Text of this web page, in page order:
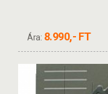
Ára: 8.990,- FT